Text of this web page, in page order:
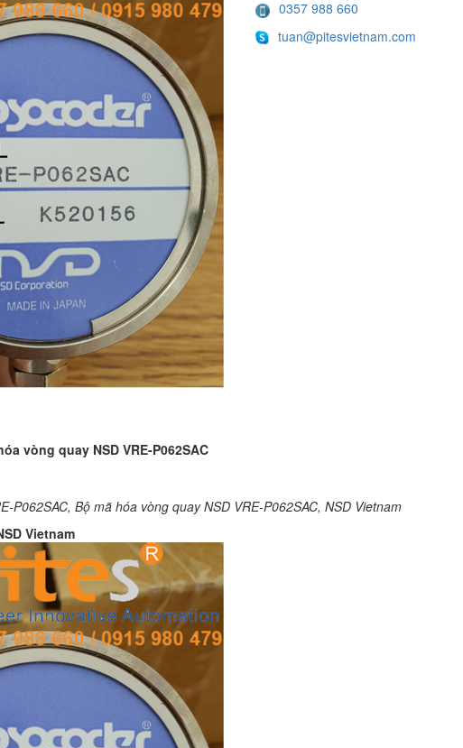
0357 988 660
tuan@pitesvietnam.com
vòng quay NSD VRE-P062SAC
P062SAC, Bộ mã hóa vòng quay NSD VRE-P062SAC, NSD Vietnam
Vietnam